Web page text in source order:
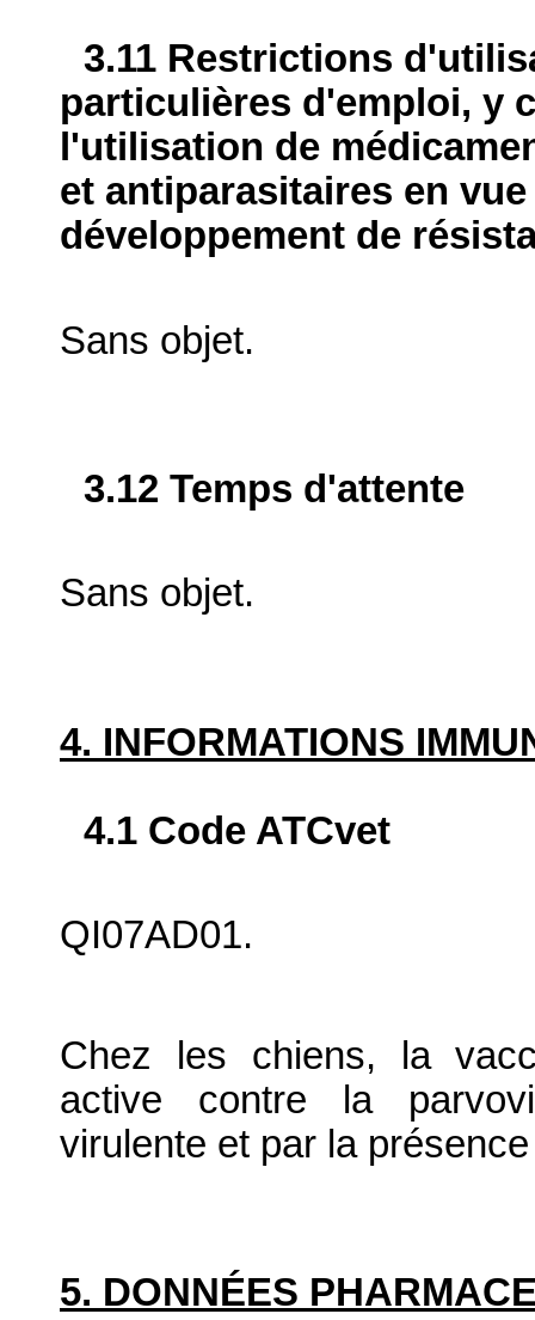
3.11 Restrictions
particulières d'emploi, y
l'utilisation de
et antiparasitaires en
développement de
Sans objet.
3.12 Temps d'attente
Sans objet.
4. INFORMATIONS
4.1 Code ATCvet
QI07AD01.
Chez les chiens, la
active contre la
virulente et par la
5. DONNÉES